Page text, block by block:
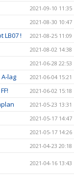
2021-09-10 11:35
2021-08-30 10:47
LB07 ! 2021-08-25 11:09
2021-08-02 14:38
2021-06-28 22:53
lag 2021-06-04 15:21
2021-06-02 15:18
2021-05-23 13:31
2021-05-17 14:47
2021-05-17 14:26
2021-04-23 20:18
2021-04-16 13:43